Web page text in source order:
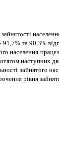
та 90,3%
населення
наступних
зайнятого
рівня